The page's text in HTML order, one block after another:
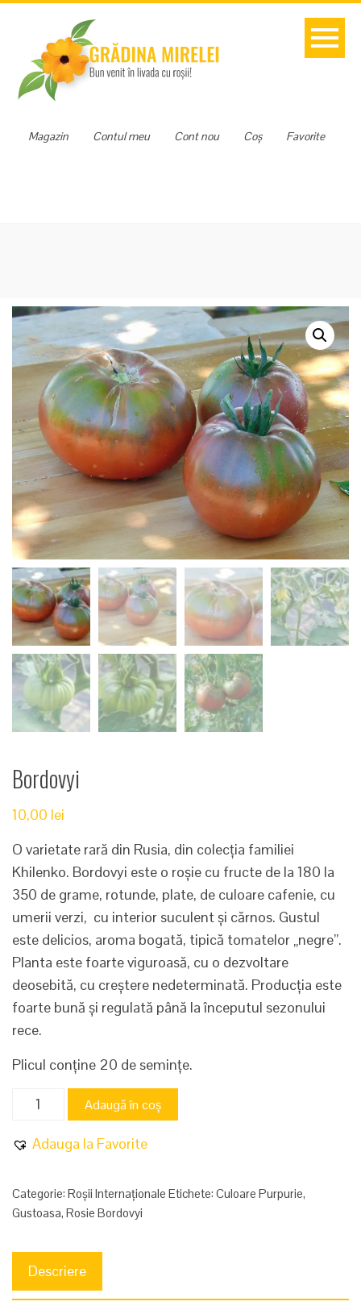
Favorite
Coș
Cont nou
Contul meu
Magazin
Bordovyi
10,00 lei
O varietate rară din Rusia, din colecția familiei
Khilenko. Bordovyi este o roșie cu fructe de la 180 la
350 de grame, rotunde, plate, de culoare cafenie, cu
umerii verzi, cu interior suculent și cărnos. Gustul
este delicios, aroma bogată, tipică tomatelor „negre”.
Planta este foarte viguroasă, cu o dezvoltare
deosebită, cu creștere nedeterminată. Producția este
foarte bună și regulată până la începutul sezonului
rece.
Plicul conține 20 de semințe.
Cantitate
Adaugă în coș
Adauga la Favorite
Categorie: Roșii Internaționale Etichete: Culoare Purpurie,
Gustoasa, Rosie Bordovyi
Descriere